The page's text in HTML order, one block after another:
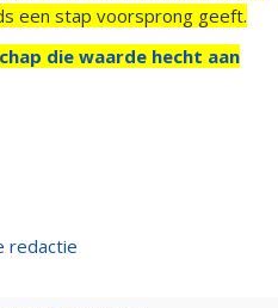
een stap voorsprong geeft.
die waarde hecht aan
redactie